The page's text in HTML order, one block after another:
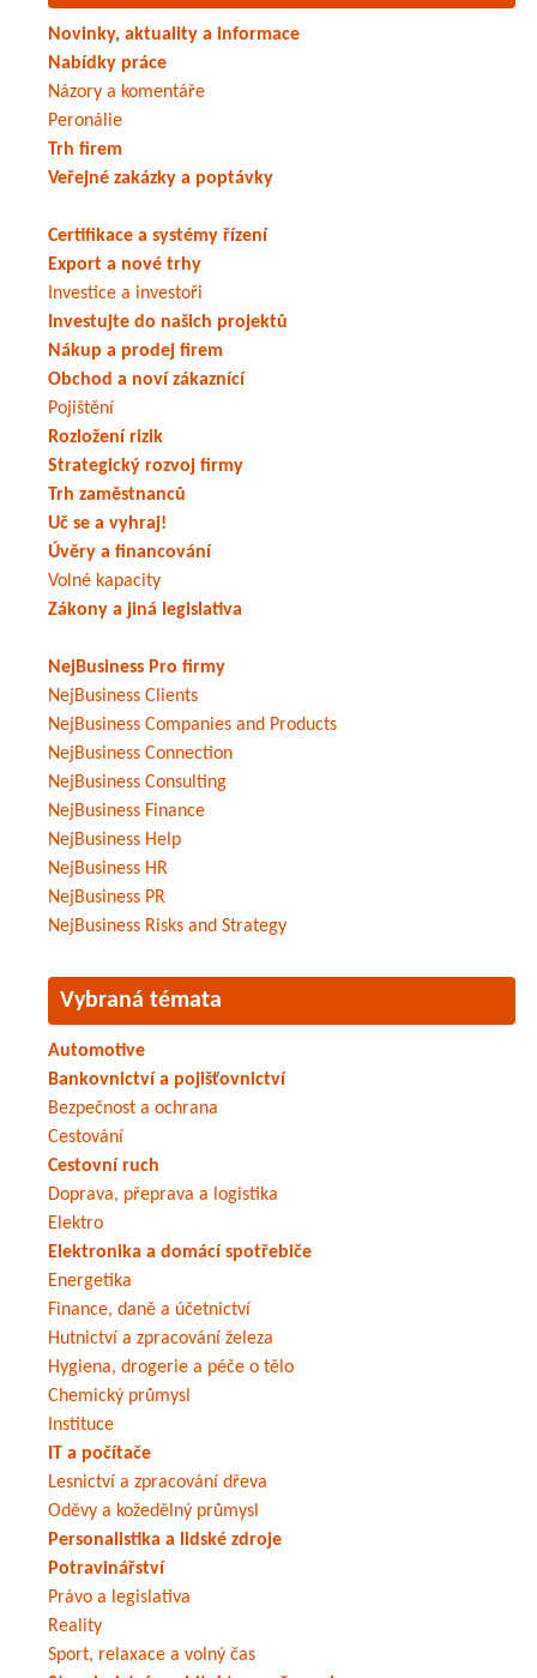
Novinky, aktuality a informace
Nabídky práce
Názory a komentáře
Peronálie
Trh firem
Veřejné zakázky a poptávky
Certifikace a systémy řízení
Export a nové trhy
Investice a investoři
Investujte do našich projektů
Nákup a prodej firem
Obchod a noví zákaznící
Pojištění
Rozložení rizik
Strategický rozvoj firmy
Trh zaměstnanců
Uč se a vyhraj!
Úvěry a financování
Volné kapacity
Zákony a jiná legislativa
NejBusiness Pro firmy
NejBusiness Clients
NejBusiness Companies and Products
NejBusiness Connection
NejBusiness Consulting
NejBusiness Finance
NejBusiness Help
NejBusiness HR
NejBusiness PR
NejBusiness Risks and Strategy
Vybraná témata
Automotive
Bankovnictví a pojišťovnictví
Bezpečnost a ochrana
Cestování
Cestovní ruch
Doprava, přeprava a logistika
Elektro
Elektronika a domácí spotřebiče
Energetika
Finance, daně a účetnictví
Hutnictví a zpracování železa
Hygiena, drogerie a péče o tělo
Chemický průmysl
Instituce
IT a počítače
Lesnictví a zpracování dřeva
Oděvy a kožedělný průmysl
Personalistika a lidské zdroje
Potravinářství
Právo a legislativa
Reality
Sport, relaxace a volný čas